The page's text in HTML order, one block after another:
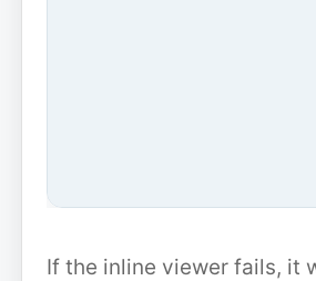
If the inline viewer fails, it